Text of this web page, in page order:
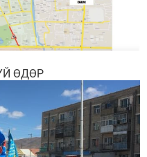
ӨДӨР